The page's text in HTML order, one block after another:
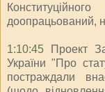
доопрацьований,
1:10:45 Проект
України "Про
постраждали